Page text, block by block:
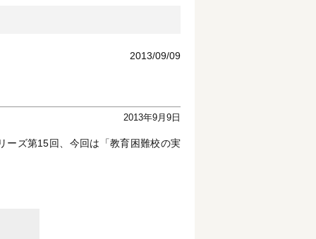
2013/09/09
2013年9月9日
ーズ第15回、今回は「教育困難校の実